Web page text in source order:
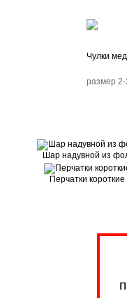
Чулки
размер 2-
Шар надувной из
Перчатки